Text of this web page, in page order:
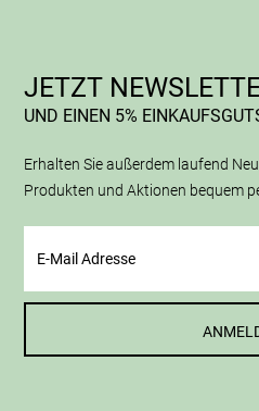
JETZT
UND EINEN 5%
Erhalten Sie außerdem laufend
Produkten und Aktionen bequem